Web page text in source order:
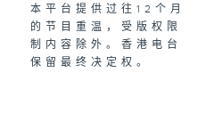
本平台提供过往12个月
的节目重温，受版权限
制内容除外。香港电台
保留最终决定权。